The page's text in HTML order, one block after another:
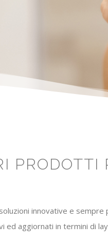
PRODOTTI
innovative e
aggiornati in termini di